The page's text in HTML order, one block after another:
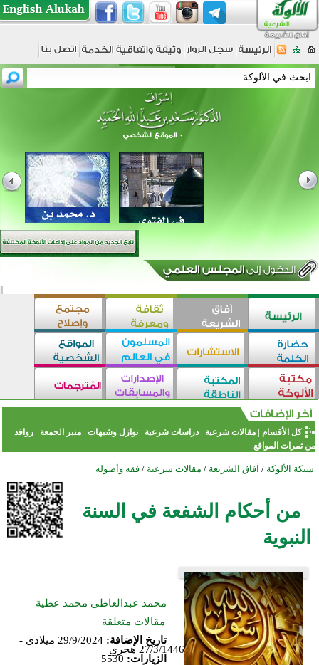
كل الأقسام |مقالات شرعية دراسات شرعية نوازل وشبهات منبر الجمعة
روافد
من ثمرات المواقع
شبكة الألوكة / آفاق الشريعة / مقالات شرعية / فقه وأصوله
من أحكام الشفعة في السنة
النبوية
محمد عبدالعاطي محمد عطية
مقالات متعلقة
تاريخ الإضافة:
29/9/2024 ميلادي -
27/3/1446 هجري
الزيارات: 5530